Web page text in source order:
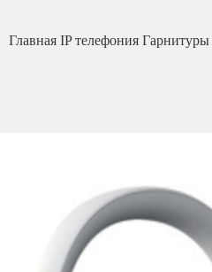
Главная IP телефония Гарнитуры